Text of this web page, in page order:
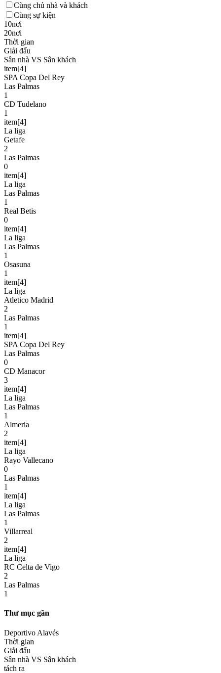
Cùng chủ nhà và khách
Cùng sự kiện
10nơi
20nơi
Thời gian
Giải đấu
Sân nhà VS Sân khách
item[4]
SPA Copa Del Rey
Las Palmas
1
CD Tudelano
1
item[4]
La liga
Getafe
2
Las Palmas
0
item[4]
La liga
Las Palmas
1
Real Betis
0
item[4]
La liga
Las Palmas
1
Osasuna
1
item[4]
La liga
Atletico Madrid
2
Las Palmas
1
item[4]
SPA Copa Del Rey
Las Palmas
0
CD Manacor
3
item[4]
La liga
Las Palmas
1
Almeria
2
item[4]
La liga
Rayo Vallecano
0
Las Palmas
1
item[4]
La liga
Las Palmas
1
Villarreal
2
item[4]
La liga
RC Celta de Vigo
2
Las Palmas
1
Thư mục gần
Deportivo Alavés
Thời gian
Giải đấu
Sân nhà VS Sân khách
tách ra